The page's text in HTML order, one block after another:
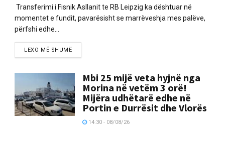
Transferimi i Fisnik Asllanit te RB Leipzig ka dështuar në
momentet e fundit, pavarësisht se marrëveshja mes palëve,
përfshi edhe...
LEXO MË SHUMË
Mbi 25 mijë veta hyjnë nga
Morina në vetëm 3 orë!
Mijëra udhëtarë edhe në
Portin e Durrësit dhe Vlorës
14:30 - 08/08/26